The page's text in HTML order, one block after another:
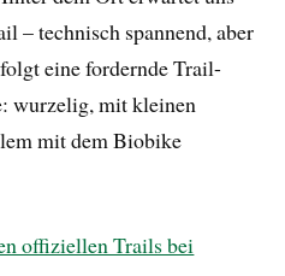
– technisch spannend, aber
eine fordernde Trail-
wurzelig, mit kleinen
mit dem Biobike